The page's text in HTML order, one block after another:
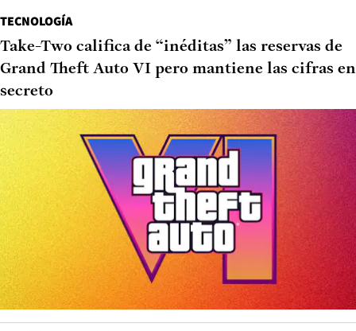
TECNOLOGÍA
Take-Two califica de “inéditas” las reservas de
Grand Theft Auto VI pero mantiene las cifras en
secreto